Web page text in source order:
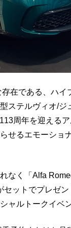
在である、ハイ
ステルヴィオ/
周年を迎える
せるエモーショ
なく「Alfa
ットでプレゼ
ャルトークイベ